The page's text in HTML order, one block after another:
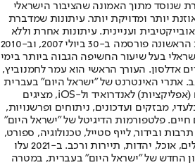
שנוסד מתוך האמונה שהציבור הישראלי
יותר ומדויקת יותר. עיתונות שמדברת
ועניינית. עיתונות אחרת וללא
תשלום. המהדורה המודפסת הראשונה פורסמה ב-30 ביולי 2007, וב-2010
בעל שיעור החשיפה הגבוה ביותר בימי
אדלסון. העורך הראשי הוא עמר לחמנוביץ,
אתרי האינטרנט של "ישראל היום" בעברית
ובאנגלית, כמו כן היישומונים (אפליקציות) לאנדרואיד ול-iOS, מציגים
מבזקים ועדכונים, ניתוחים ופרשנויות,
חיים. פלטפורמות הדיגיטל של "ישראל היום"
ובידור, לייף סטייל, טכנולוגיה, ספורט,
כלכלה וצרכנות, בריאות, חיילים, אוכל, יהדות, תיירות ורכב. ב-2021 עלו
החדש של "ישראל היום" בעברית, במטרה